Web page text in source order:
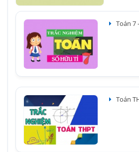
Toán 7
Toán